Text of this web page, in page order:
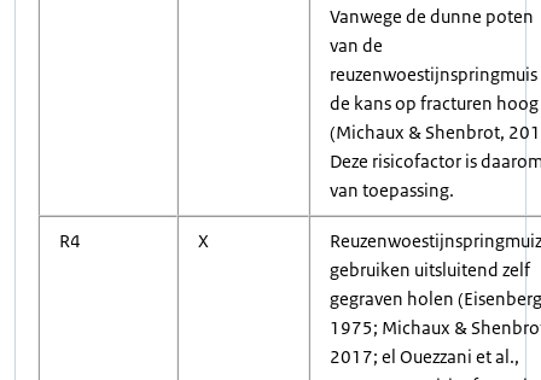
Vanwege de dunne poten
van de
reuzenwoestijnspringmuis
de kans op fracturen hoog
(Michaux & Shenbrot,
Deze risicofactor is
van toepassing.
R4 X
gebruiken uitsluitend zelf
gegraven holen
1975; Michaux &
2017; el Ouezzani et al.,